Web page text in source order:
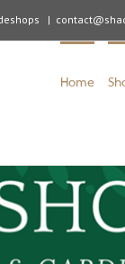
|
Home